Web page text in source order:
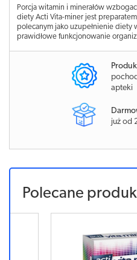
Porcja witamin i minerałów
diety Acti Vita-miner jest
polecanym jako uzupełnienie diety
prawidłowe funkcjonowanie
apteki
już od
Polecane